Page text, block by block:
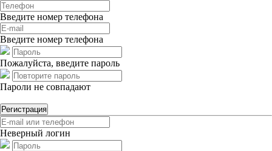
Введите номер телефона
Введите номер телефона
Пожалуйста, введите пароль
Пароли не совпадают
Регистрация
Неверный логин